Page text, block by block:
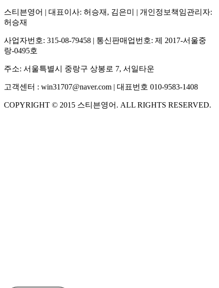
스티븐영어 | 대표이사: 허승재, 김은미
| 개인정보책임관리자:
허승재
사업자번호: 315-08-79458 | 통신판매업번호: 제 2017-서울중
랑-0495호
주소: 서울특별시 중랑구 상봉로 7, 서일타운
고객센터 : win31707@naver.com | 대표번호 010-9583-1408
COPYRIGHT © 2015 스티븐영어 . ALL RIGHTS RESERVED.